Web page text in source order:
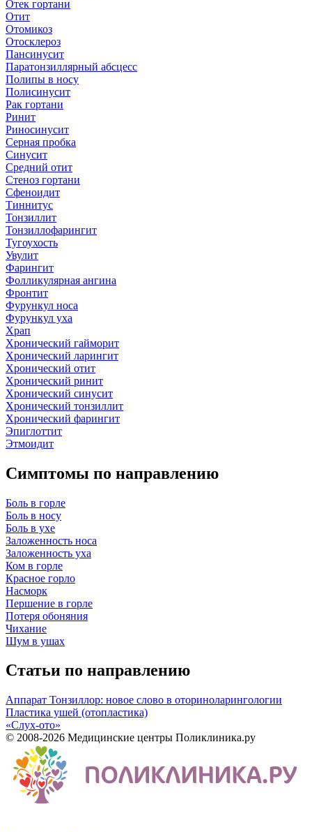
Отек гортани
Отит
Отомикоз
Отосклероз
Пансинусит
Паратонзиллярный абсцесс
Полипы в носу
Полисинусит
Рак гортани
Ринит
Риносинусит
Серная пробка
Синусит
Средний отит
Стеноз гортани
Сфеноидит
Тиннитус
Тонзиллит
Тонзиллофарингит
Тугоухость
Увулит
Фарингит
Фолликулярная ангина
Фронтит
Фурункул носа
Фурункул уха
Храп
Хронический гайморит
Хронический ларингит
Хронический отит
Хронический ринит
Хронический синусит
Хронический тонзиллит
Хронический фарингит
Эпиглоттит
Этмоидит
Симптомы по направлению
Боль в горле
Боль в носу
Боль в ухе
Заложенность носа
Заложенность уха
Ком в горле
Красное горло
Насморк
Першение в горле
Потеря обоняния
Чихание
Шум в ушах
Статьи по направлению
Аппарат Тонзиллор: новое слово в оториноларингологии
Пластика ушей (отопластика)
«Слух-ото»
© 2008-2026 Медицинские центры Поликлиника.ру